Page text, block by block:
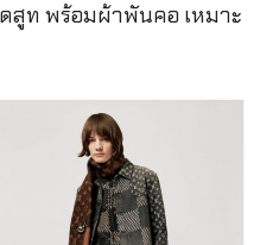
สูท พร้อมผ้าพันคอ เหมาะ